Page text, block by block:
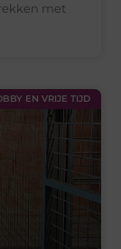
met
EN VRIJE TIJD